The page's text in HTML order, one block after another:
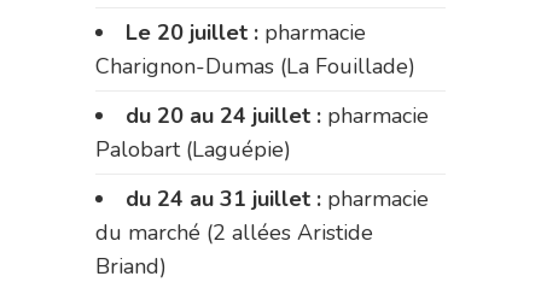
Le 20 juillet : pharmacie
Charignon-Dumas (La Fouillade)
du 20 au 24 juillet : pharmacie
Palobart (Laguépie)
du 24 au 31 juillet : pharmacie
du marché (2 allées Aristide
Briand)